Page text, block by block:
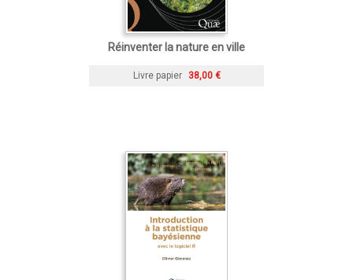
Réinventer la nature en ville
Livre papier 38,00 €